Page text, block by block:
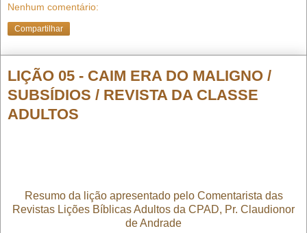
Nenhum comentário:
Compartilhar
LIÇÃO 05 - CAIM ERA DO MALIGNO /
SUBSÍDIOS / REVISTA DA CLASSE
ADULTOS
Resumo da lição apresentado pelo Comentarista das
Revistas Lições Bíblicas Adultos da CPAD, Pr. Claudionor
de Andrade